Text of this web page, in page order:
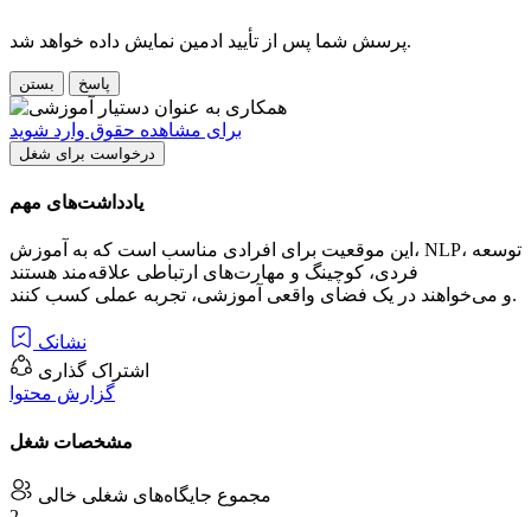
پرسش شما پس از تأیید ادمین نمایش داده خواهد شد.
بستن پاسخ
برای مشاهده حقوق وارد شوید
درخواست برای شغل
یادداشت‌های مهم
این موقعیت برای افرادی مناسب است که به آموزش، NLP، توسعه
فردی، کوچینگ و مهارت‌های ارتباطی علاقه‌مند هستند
و می‌خواهند در یک فضای واقعی آموزشی، تجربه عملی کسب کنند.
نشانک
اشتراک گذاری
گزارش محتوا
مشخصات شغل
مجموع جایگاه‌های شغلی خالی